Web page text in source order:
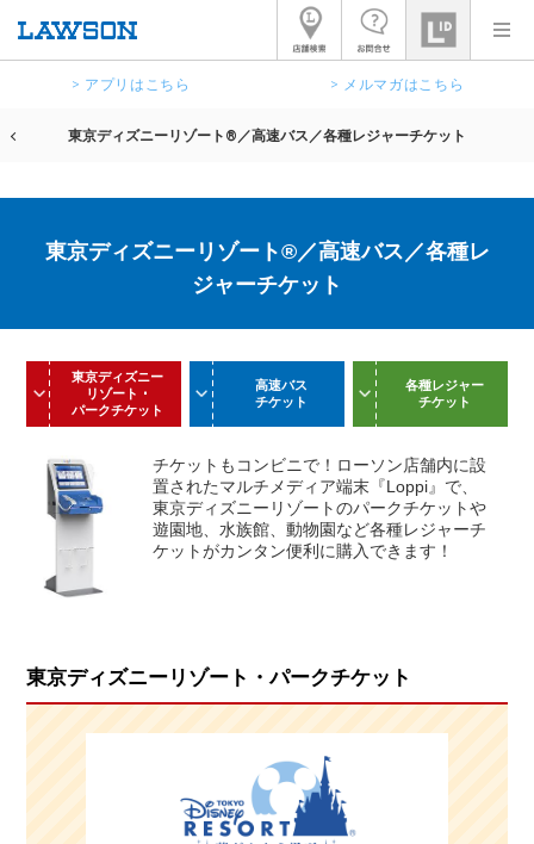
> アプリはこちら > メルマガはこちら
東京ディズニーリゾート®／高速バス／各種レジャーチケット
東京ディズニーリゾート®／高速バス／各種レ
ジャーチケット
東京ディズニー
リゾート ･
パークチケット
高速バス
チケット
各種レジャー
チケット
チケットもコンビニで！ローソン店舗内に設
置されたマルチメディア端末『Loppi』で、
東京ディズニーリゾートのパークチケットや
遊園地、水族館、動物園など各種レジャーチ
ケットがカンタン便利に購入できます！
東京ディズニーリゾート・パークチケット